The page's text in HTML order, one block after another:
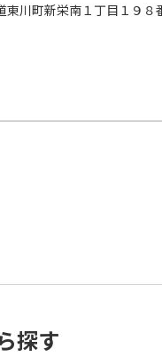
東川町新栄南１丁目１９８
探す